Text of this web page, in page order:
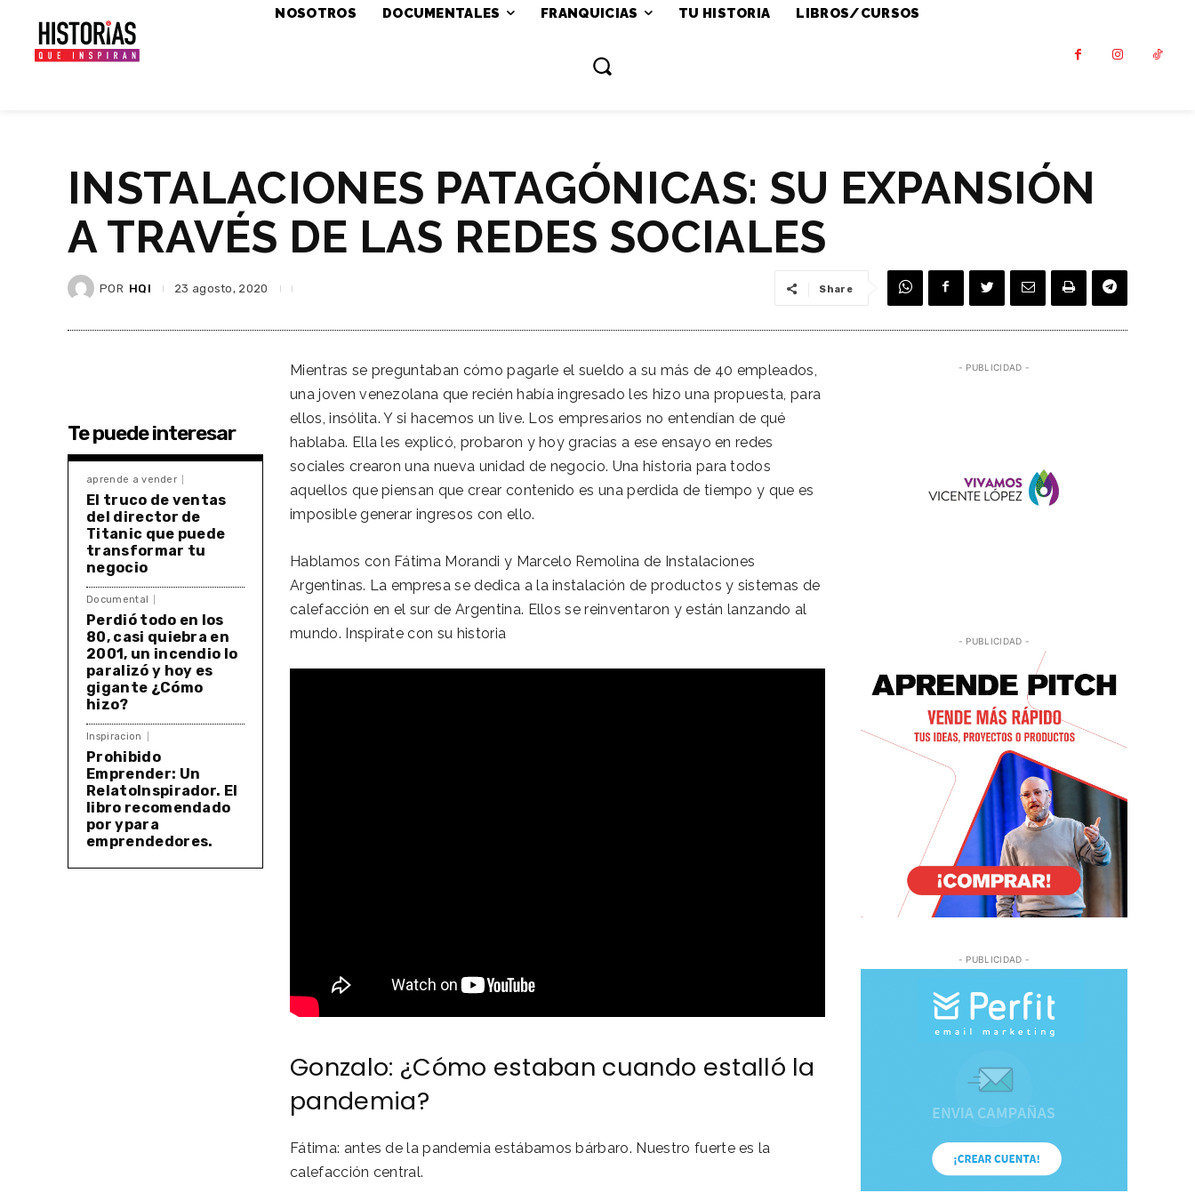
NOSOTROS DOCUMENTALES FRANQUICIAS TU HISTORIA LIBROS/CURSOS
INSTALACIONES PATAGÓNICAS: SU EXPANSIÓN
A TRAVÉS DE LAS REDES SOCIALES
POR HQI 23 agosto, 2020 Share
Te puede interesar
aprende a vender
El truco de ventas
del director de
Titanic que puede
transformar tu
negocio
Documental
Perdió todo en los
80, casi quiebra en
2001, un incendio lo
paralizó y hoy es
gigante ¿Cómo
hizo?
Inspiracion
Prohibido
Emprender: Un
RelatoInspirador. El
libro recomendado
por ypara
emprendedores.
Mientras se preguntaban cómo pagarle el sueldo a su más de 40 empleados,
una joven venezolana que recién había ingresado les hizo una propuesta, para
ellos, insólita. Y si hacemos un live. Los empresarios no entendían de qué
hablaba. Ella les explicó, probaron y hoy gracias a ese ensayo en redes
sociales crearon una nueva unidad de negocio. Una historia para todos
aquellos que piensan que crear contenido es una perdida de tiempo y que es
imposible generar ingresos con ello.
Hablamos con Fátima Morandi y Marcelo Remolina de Instalaciones
Argentinas. La empresa se dedica a la instalación de productos y sistemas de
calefacción en el sur de Argentina. Ellos se reinventaron y están lanzando al
mundo. Inspirate con su historia
Gonzalo: ¿Cómo estaban cuando estalló la
pandemia?
Fátima: antes de la pandemia estábamos bárbaro. Nuestro fuerte es la
calefacción central.
- PUBLICIDAD -
- PUBLICIDAD -
- PUBLICIDAD -